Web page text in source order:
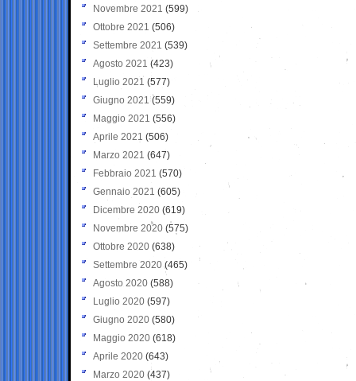
Novembre 2021 (599)
Ottobre 2021 (506)
Settembre 2021 (539)
Agosto 2021 (423)
Luglio 2021 (577)
Giugno 2021(559)
Maggio 2021 (556)
Aprile 2021 (506)
Marzo 2021 (647)
Febbraio 2021 (570)
Gennaio 2021 (605)
Dicembre 2020 (619)
Novembre 2020 (575)
Ottobre 2020 (638)
Settembre 2020(465)
Agosto 2020 (588)
Luglio 2020 (597)
Giugno 2020 (580)
Maggio 2020 (618)
Aprile 2020 (643)
Marzo 2020 (437)